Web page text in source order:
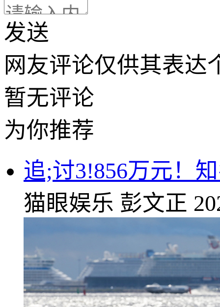
发送
网友评论仅供其表达
暂无评论
为你推荐
追;讨3!856万元！
猫眼娱乐 彭文正